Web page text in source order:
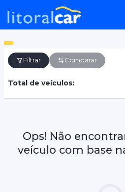
Filtrar Comparar
Total de veículos:
Ops! Não
veículo com base